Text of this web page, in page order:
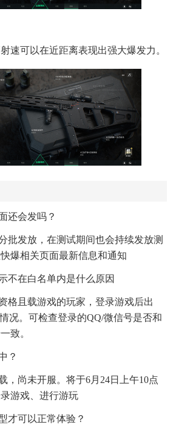
速可以在近距离表现出强大爆发力。
还会发吗？
批发放，在测试期间也会持续发放测
爆相关页面最新信息和通知
不在白名单内是什么原因
格且载游戏的玩家，登录游戏后出
况。可检查登录的QQ/微信号是否和
致。
？
，尚未开服。将于6月24日上午10点
游戏、进行游玩
才可以正常体验？